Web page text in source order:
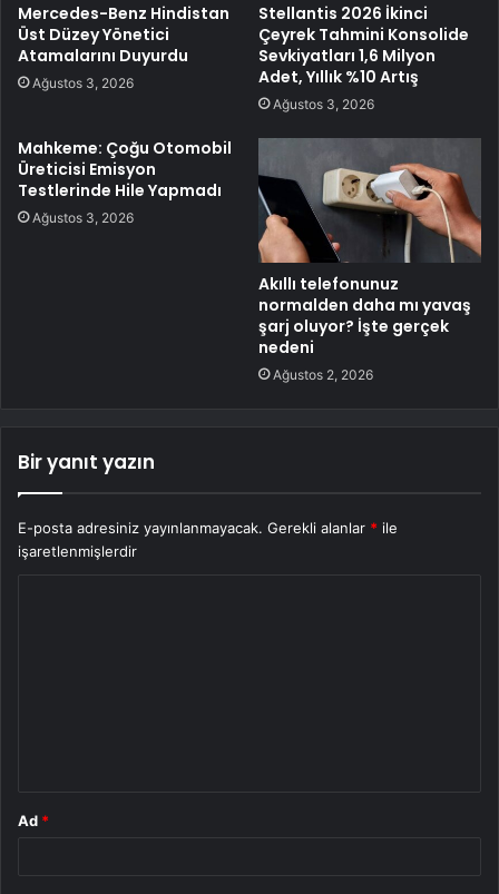
Mercedes-Benz Hindistan
Üst Düzey Yönetici
Atamalarını Duyurdu
Ağustos 3, 2026
Stellantis 2026 İkinci
Çeyrek Tahmini Konsolide
Sevkiyatları 1,6 Milyon
Adet, Yıllık %10 Artış
Ağustos 3, 2026
Mahkeme: Çoğu Otomobil
Üreticisi Emisyon
Testlerinde Hile Yapmadı
Ağustos 3, 2026
Akıllı telefonunuz
normalden daha mı yavaş
şarj oluyor? İşte gerçek
nedeni
Ağustos 2, 2026
Bir yanıt yazın
E-posta adresiniz yayınlanmayacak. Gerekli alanlar * ile
işaretlenmişlerdir
Ad *